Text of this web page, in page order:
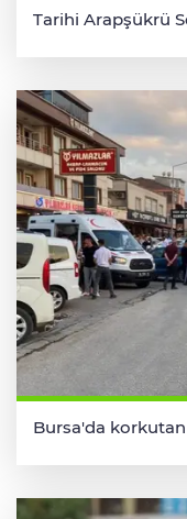
Tarihi Arapşükrü
Bursa'da korkutan